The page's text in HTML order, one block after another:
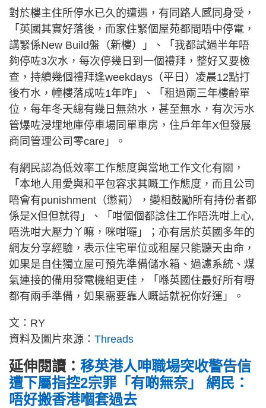
對於樓主住所停水已久的遭遇，有同路人感同身受，
「英國其實好落後，而家住緊個屋苑都間唔中停電，
講緊係New Build盤（新樓）」、「我都試過半年唔
夠停咗3次水，每次停幾日到一個禮拜，整好又要檢
查，持續幾個禮拜逢weekdays（平日）凌晨12點打
後冇水，幢樓落成咗1年咋」、「租過兩三年樓齡單
位，每年冬天總有幾日無熱水，甚至無水，有次污水
管爆咗浸埋地庫停車場同單車房，住戶年年X但發展
商同管理公司零care」。
有網民認為低效率工作態度與當地工作文化有關，
「本地人用愛與和平包容求其嘅工作態度，而且公司
唔會有punishment（懲罰），變相鼓勵所有持份者都
係是X但但就得」、「咁個個都諗住工作唔洗咁上心,
唔洗咁大壓力丫嘛，咪咁囉」；亦有居於英國多年的
網友分享經驗，表示住宅單位或租屋只能聽天由命，
如果是自住獨立屋可預先準備儲水箱、過濾系統、煤
氣連接的備用發電機組更佳，「喺英國住最好所有嘢
都有兩手準備，如果需要靠人嘅話就祝你好運」。
文：RY
資料及圖片來源： Threads
延伸閱讀： 移英港人呻職場突收警告信
遭下屬指控2宗罪「有啲無奈」 網民：
唔好搬香港嗰套過去